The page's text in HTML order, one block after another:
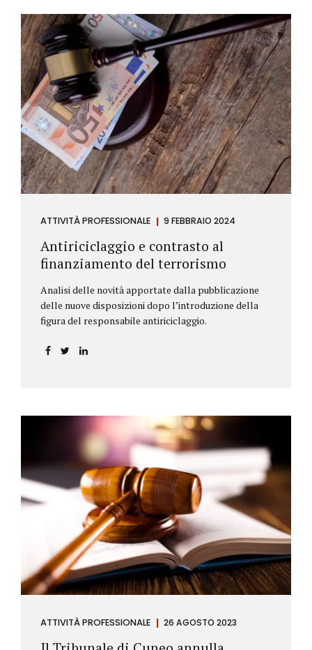
ATTIVITÀ PROFESSIONALE 9 FEBBRAIO 2024
Antiriciclaggio e contrasto al
finanziamento del terrorismo
Analisi delle novità apportate dalla pubblicazione
delle nuove disposizioni dopo l’introduzione della
figura del responsabile antiriciclaggio.
ATTIVITÀ PROFESSIONALE 26 AGOSTO 2023